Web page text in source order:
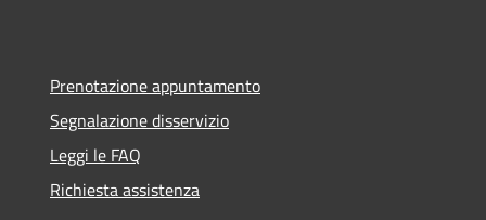
Prenotazione appuntamento
Segnalazione disservizio
Leggi le FAQ
Richiesta assistenza